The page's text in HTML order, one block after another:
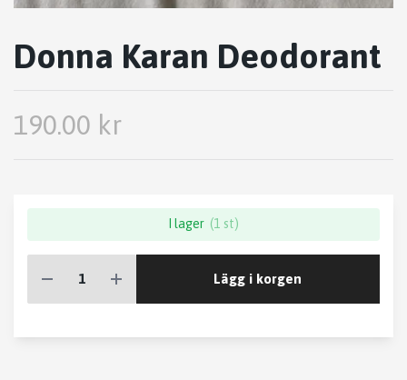
Donna Karan Deodorant
190.00 kr
I lager (1 st)
Lägg i korgen